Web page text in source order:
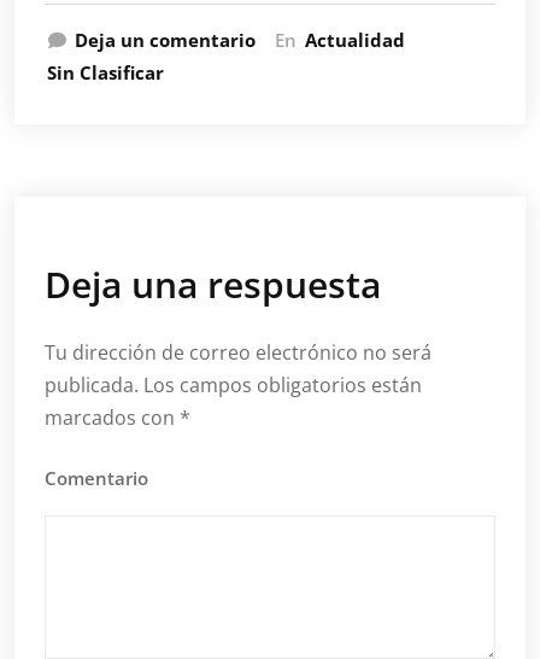
Deja un comentario En Actualidad
Sin Clasificar
Deja una respuesta
Tu dirección de correo electrónico no será
publicada. Los campos obligatorios están
marcados con *
Comentario